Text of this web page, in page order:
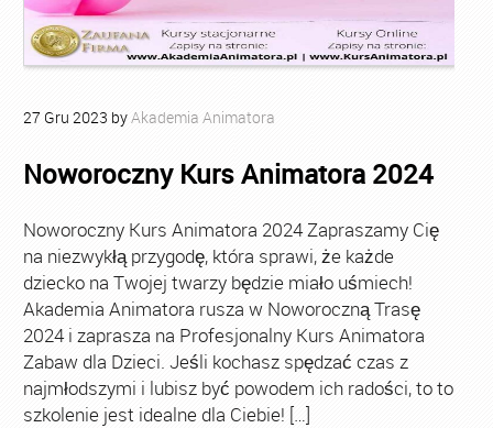
27 Gru 2023 byAkademia Animatora
Noworoczny Kurs Animatora 2024
Noworoczny Kurs Animatora 2024 Zapraszamy Cię
na niezwykłą przygodę, która sprawi, że każde
dziecko na Twojej twarzy będzie miało uśmiech!
Akademia Animatora rusza w Noworoczną Trasę
2024 i zaprasza na Profesjonalny Kurs Animatora
Zabaw dla Dzieci. Jeśli kochasz spędzać czas z
najmłodszymi i lubisz być powodem ich radości, to to
szkolenie jest idealne dla Ciebie! […]